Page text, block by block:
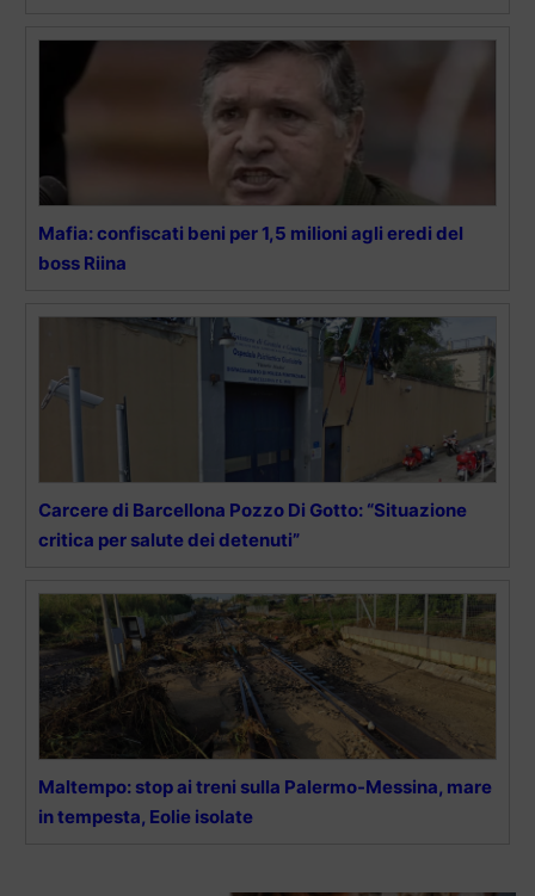
Mafia: confiscati beni per 1,5 milioni agli eredi del
boss Riina
Carcere di Barcellona Pozzo Di Gotto: “Situazione
critica per salute dei detenuti”
Maltempo: stop ai treni sulla Palermo-Messina, mare
in tempesta, Eolie isolate